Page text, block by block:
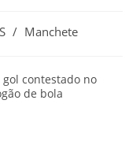
/ Manchete